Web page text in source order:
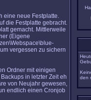
eine neue Festplatte.
die Festplatte gebracht.
gemacht. Mittlerweile
(Eigene
vergessen zu sichern
Ordner mit einigen
in letzter Zeit eh
von Neujahr gewesen,
endlich einen Cronjob
den